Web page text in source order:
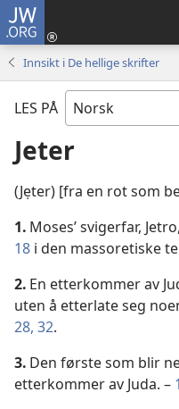
JW.ORG
Innsikt i De hellige skrifter
LES PÅ
Jeter
(Jẹter) [fra en rot som
1. Moses’ svigerfar,
18 i den massoretiske
2. En etterkommer av
uten å etterlate seg
28, 32.
3. Den første som blir
etterkommer av Juda. –